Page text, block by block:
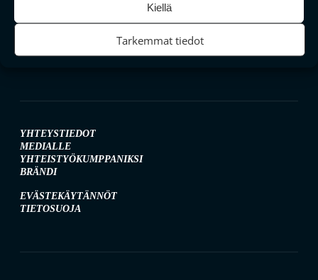
Kiellä
Tarkemmat tiedot
YHTEYSTIEDOT
MEDIALLE
YHTEISTYÖKUMPPANIKSI
BRÄNDI
EVÄSTEKÄYTÄNNÖT
TIETOSUOJA